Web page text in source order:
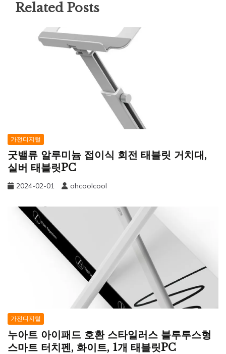
Related Posts
가전디지털
굿밸류 알루미늄 접이식 회전 태블릿 거치대,
실버 태블릿PC
2024-02-01 ohcoolcool
가전디지털
누아트 아이패드 호환 스타일러스 블루투스형
스마트 터치펜, 화이트, 1개 태블릿PC